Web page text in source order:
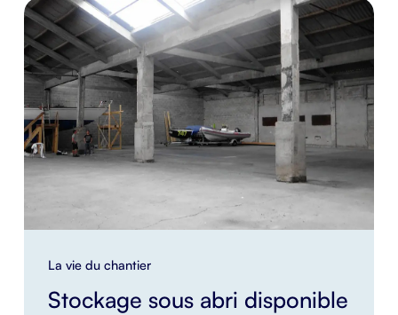
La vie du chantier
Stockage sous abri disponible